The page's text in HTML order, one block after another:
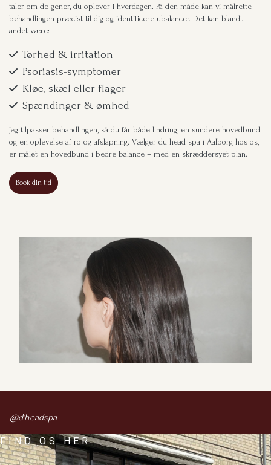
taler om de gener, du oplever i hverdagen. På den måde kan vi målrette
behandlingen præcist til dig og identificere ubalancer. Det kan blandt
andet være:
Tørhed & irritation
Psoriasis-symptomer
Kløe, skæl eller flager
Spændinger & ømhed
Jeg tilpasser behandlingen, så du får både lindring, en sundere hovedbund
og en oplevelse af ro og afslapning. Vælger du head spa i Aalborg hos os,
er målet en hovedbund i bedre balance – med en skræddersyet plan.
Book din tid
@d'headspa
FIND OS HER